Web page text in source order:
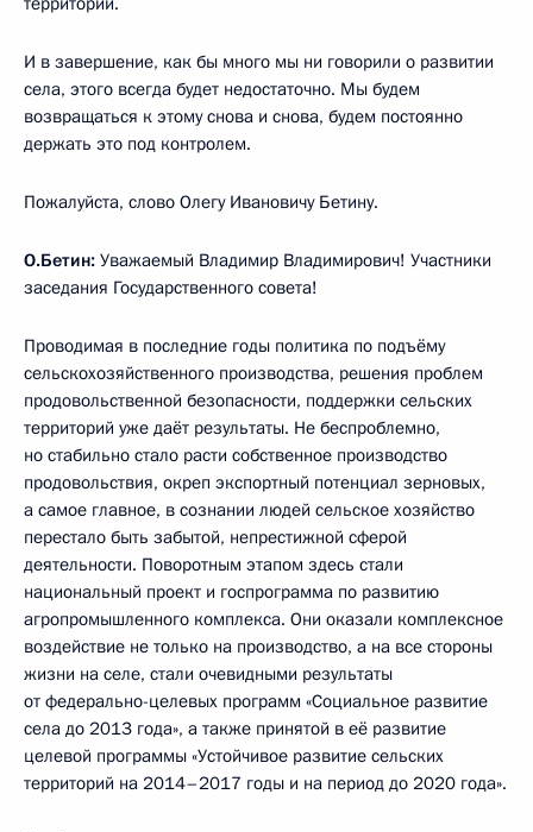
И в завершение, как бы много мы ни говорили о развитии
села, этого всегда будет недостаточно. Мы будем
возвращаться к этому снова и снова, будем постоянно
держать это под контролем.
Пожалуйста, слово Олегу Ивановичу Бетину.
О.Бетин: Уважаемый Владимир Владимирович! Участники
заседания Государственного совета!
Проводимая в последние годы политика по подъёму
сельскохозяйственного производства, решения проблем
продовольственной безопасности, поддержки сельских
территорий уже даёт результаты. Не беспроблемно,
но стабильно стало расти собственное производство
продовольствия, окреп экспортный потенциал зерновых,
а самое главное, в сознании людей сельское хозяйство
перестало быть забытой, непрестижной сферой
деятельности. Поворотным этапом здесь стали
национальный проект и госпрограмма по развитию
агропромышленного комплекса. Они оказали комплексное
воздействие не только на производство, а на все стороны
жизни на селе, стали очевидными результаты
от федерально-целевых программ «Социальное развитие
села до 2013 года», а также принятой в её развитие
целевой программы «Устойчивое развитие сельских
территорий на 2014–2017 годы и на период до 2020 года».